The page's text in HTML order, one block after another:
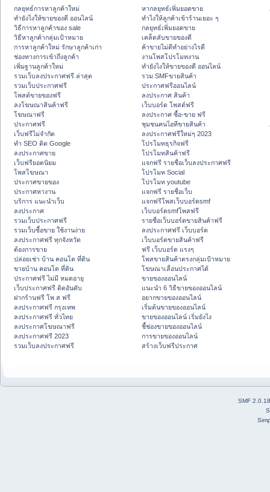
กลยุทธ์การหาลูกค้าใหม่
ทํายังไงให้ขายของดี ออนไลน์
วิธีการหาลูกค้าของ sale
วิธีหาลูกค้ากลุ่มเป้าหมาย
การหาลูกค้าใหม่ รักษาลูกค้าเก่า
ช่องทางการเข้าถึงลูกค้า
เพิ่มฐานลูกค้าใหม่
รวมเว็บลงประกาศฟรี ล่าสุด
รวมเว็บประกาศฟรี
โพสต์ขายของฟรี
ลงโฆษณาสินค้าฟรี
โฆษณาฟรี
ประกาศฟรี
เว็บฟรีไม่จำกัด
ทำ SEO ติด Google
ลงประกาศขาย
เว็บฟรียอดนิยม
โพสโฆษณา
ประกาศขายของ
ประกาศหางาน
บริการ แนะนำเว็บ
ลงประกาศ
รวมเว็บประกาศฟรี
รวมเว็บซื้อขาย ใช้งานง่าย
ลงประกาศฟรี ทุกจังหวัด
ต้องการขาย
ปล่อยเช่า บ้าน คอนโด ที่ดิน
ขายบ้าน คอนโด ที่ดิน
ประกาศฟรี ไม่มี หมดอายุ
เว็บประกาศฟรี ติดอันดับ
ฝากร้านฟรี โพ ส ฟรี
ลงประกาศฟรี กรุงเทพ
ลงประกาศฟรี ทั่วไทย
ลงประกาศโฆษณาฟรี
ลงประกาศฟรี 2023
รวมเว็บลงประกาศฟรี
หากลยุทธ์เพิ่มยอดขาย
ทําไงให้ลูกค้าเข้าร้านเยอะ ๆ
กลยุทธ์เพิ่มยอดขาย
เคล็ดลับขายของดี
ค้าขายไม่ดีทำอย่างไรดี
งานโพสโปรโมทงาน
ทํายังไงให้ขายของดี ออนไลน์
รวม SMFขายสินค้า
ประกาศฟรีออนไลน์
ลงประกาศ สินค้า
เว็บบอร์ด โพสต์ฟรี
ลงประกาศ ซื้อ-ขาย ฟรี
ชุมชนคนไอทีขายสินค้า
ลงประกาศฟรีใหม่ๆ 2023
โปรโมทธุรกิจฟรี
โปรโมทสินค้าฟรี
แจกฟรี รายชื่อเว็บลงประกาศฟรี
โปรโมท Social
โปรโมท youtube
แจกฟรี รายชื่อเว็บ
แจกฟรีโพสเว็บบอร์ดsmf
เว็บบอร์ดsmfโพสฟรี
รายชื่อเว็บบอร์ดขายสินค้าฟรี
ลงประกาศฟรี เว็บบอร์ด
เว็บบอร์ดขายสินค้าฟรี
ฟรี เว็บบอร์ด แรงๆ
โพสขายสินค้าตรงกลุ่มเป้าหมาย
โฆษณาเลื่อนประกาศได้
ขายของออนไลน์
แนะนำ 6 วิธีขายของออนไลน์
อยากขายของออนไลน์
เริ่มต้นขายของออนไลน์
ขายของออนไลน์ เริ่มยังไง
ชี้ช่องขายของออนไลน์
การขายของออนไลน์
สร้างเว็บฟรีประกาศ
SMF 2.0.18